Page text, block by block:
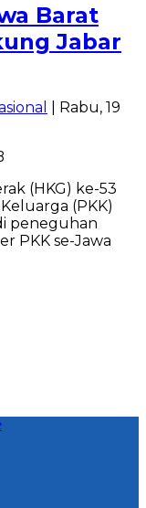
Barat
Jabar
| Rabu, 19
(HKG) ke-53
(PKK)
peneguhan
PKK se-Jawa